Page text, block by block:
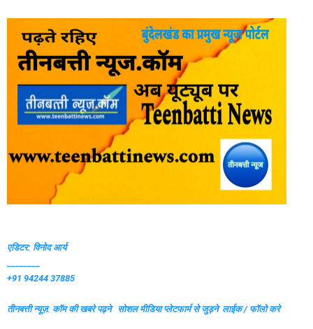
एडिटर: विनोद आर्य
________
+91 94244 37885
तीनबत्ती न्यूज़. कॉम की खबरे पढ़नेसोशल मीडिया प्लेटफार्म से जुड़ने लाईक / फॉलो करे